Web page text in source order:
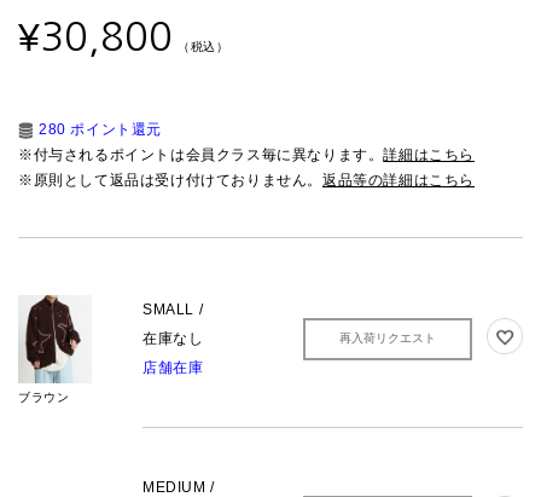
¥30,800 （税込）
280 ポイント還元
※付与されるポイントは会員クラス毎に異なります。詳細はこちら
※原則として返品は受け付けておりません。 返品等の詳細はこちら
ブラウン
SMALL /
在庫なし
店舗在庫
再入荷リクエスト
MEDIUM /